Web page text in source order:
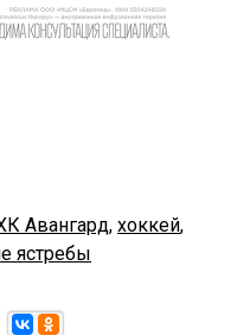
Авангард, хоккей,
ястребы